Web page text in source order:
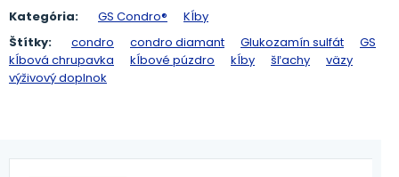
Kategória: GS Condro®
Kĺby
Štítky:
condro condro diamant Glukozamín sulfát
GS
kĺbová chrupavka
kĺbové púzdro kĺby šľachy
väzy
výživový doplnok